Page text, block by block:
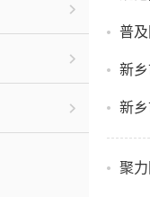
普
新
新
聚